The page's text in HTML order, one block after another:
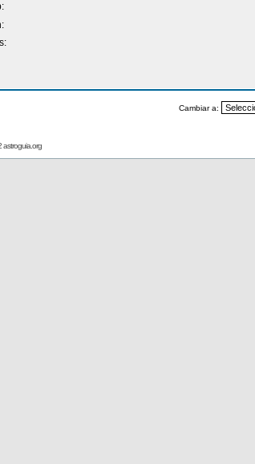
Cambiar a: